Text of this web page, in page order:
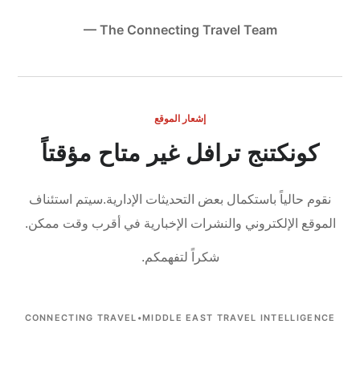
— The Connecting Travel Team
إشعار الموقع
كونكتنج ترافل غير متاح مؤقتاً
نقوم حالياً باستكمال بعض التحديثات الإدارية.سيتم استئناف
الموقع الإلكتروني والنشرات الإخبارية في أقرب وقت ممكن.
شكراً لتفهمكم.
CONNECTING TRAVEL •MIDDLE EAST TRAVEL INTELLIGENCE